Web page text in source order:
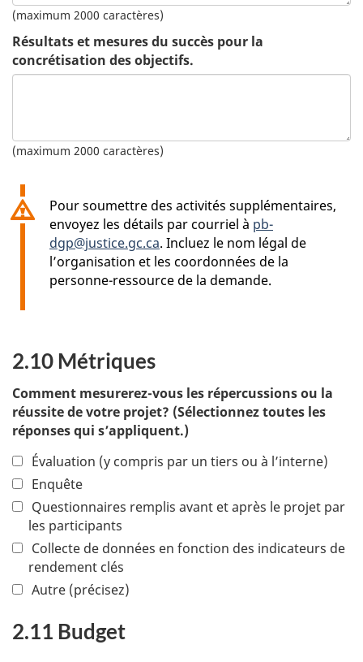
(maximum 2000 caractères)
Résultats et mesures du succès pour la
concrétisation des objectifs.
(maximum 2000 caractères)
Pour soumettre des activités supplémentaires,
envoyez les détails par courriel à pb-
dgp@justice.gc.ca. Incluez le nom légal de
l’organisation et les coordonnées de la
personne-ressource de la demande.
2.10 Métriques
Comment mesurerez-vous les répercussions ou la
réussite de votre projet? (Sélectionnez toutes les
réponses qui s’appliquent.)
Évaluation (y compris par un tiers ou à l’interne)
Enquête
Questionnaires remplis avant et après le projet par
les participants
Collecte de données en fonction des indicateurs de
rendement clés
Autre (précisez)
2.11 Budget